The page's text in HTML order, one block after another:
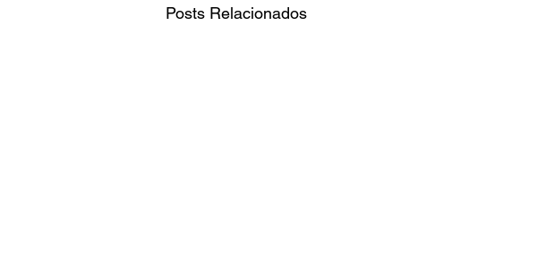
Posts Relacionados